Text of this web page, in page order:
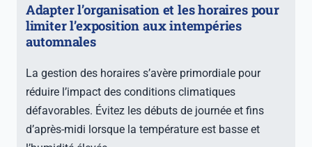
Adapter l’organisation et les horaires pour
limiter l’exposition aux intempéries
automnales
La gestion des horaires s’avère primordiale pour
réduire l’impact des conditions climatiques
défavorables. Évitez les débuts de journée et fins
d’après-midi lorsque la température est basse et